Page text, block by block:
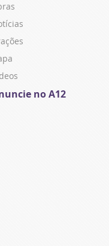
no A12